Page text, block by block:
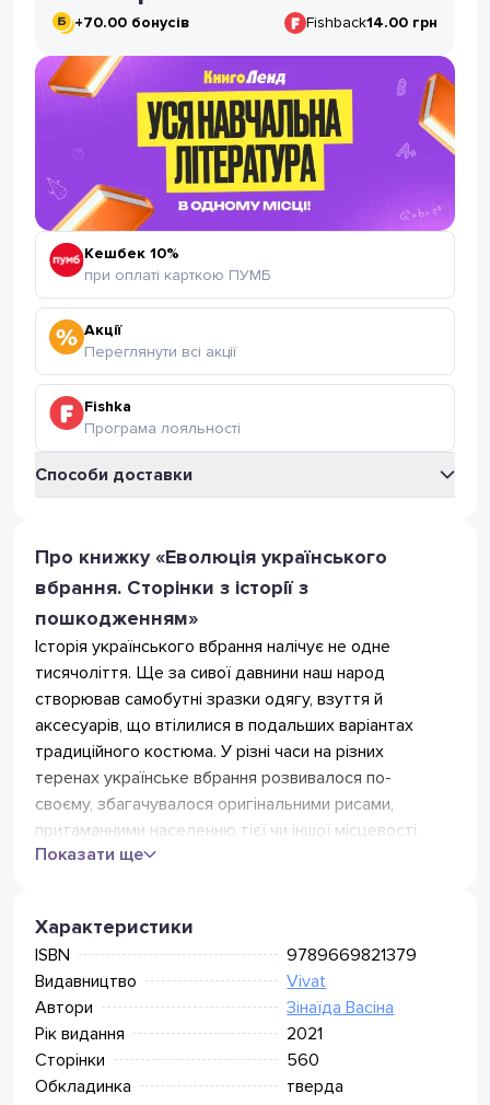
+70.00 бонусів Fishback14.00 грн
Кешбек 10%
при оплаті карткою ПУМБ
Акції
Переглянути всі акції
Fishka
Програма лояльності
Способи доставки
Відділення Укрпошта
Поштомат Укрпошта
(безкоштовно від 399 грн.)
Нова Пошта
Відділення Нова Пошта
Кур'єр Нова Пошта
(безкоштовно від 1499 грн)
105
Поштомат Нова Пошта
(безкоштовно від 799 грн)
Meest Express
Відділення Meest Пошта
(безкоштовно від 349 грн)
49
Поштомат Meest (безкоштовно
Про книжку «Еволюція українського
вбрання. Сторінки з історії з
пошкодженням»
Історія українського вбрання налічує не одне
тисячоліття. Ще за сивої давнини наш народ
створював самобутні зразки одягу, взуття й
аксесуарів, що втілилися в подальших варіантах
традиційного костюма. У різні часи на різних
теренах українське вбрання розвивалося по-
своєму, збагачувалося оригінальними рисами,
притаманними населенню тієї чи іншої місцевості,
всотувало досвід і естетику різномантних культур.
невичерпного творчого потенціалу. Тільки через
історію вбрання можна отримати цілісне уявлення
про історію народу, держави, світу. У роботі
використано матеріали з музеїв, фондів, бібліотек
України, Канади, Інституту археології НАН України,
з приватних колекцій ПЛАТАР, Стелли
Бєньямінової, роботи Народного майстра
Показати ще
Характеристики
ISBN
9789669821379
Видавництво
Vivat
Автори
Зінаїда Васіна
Рік видання
2021
Сторінки
560
Обкладинка
тверда